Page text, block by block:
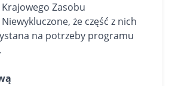
Zasobu
że część z nich
na potrzeby programu